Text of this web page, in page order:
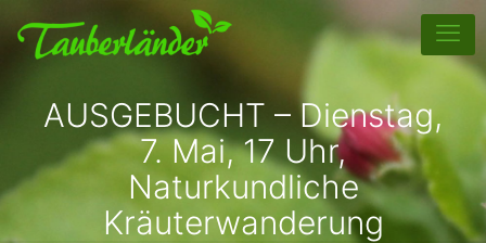
AUSGEBUCHT – Dienstag,
7. Mai, 17 Uhr,
Naturkundliche
Kräuterwanderung